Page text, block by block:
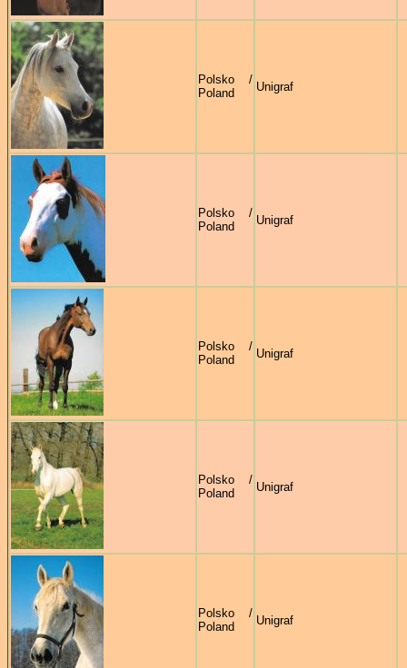
Polsko /
Poland
Unigraf
Polsko /
Poland
Unigraf
Polsko /
Poland
Unigraf
Polsko /
Poland
Unigraf
Polsko /
Poland
Unigraf